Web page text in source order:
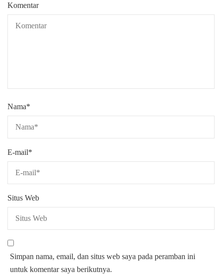
Komentar
Nama*
E-mail*
Situs Web
Simpan nama, email, dan situs web saya pada peramban ini
untuk komentar saya berikutnya.